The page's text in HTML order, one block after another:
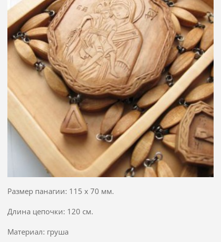
Размер панагии: 115 х 70 мм.
Длина цепочки: 120 см.
Материал: груша